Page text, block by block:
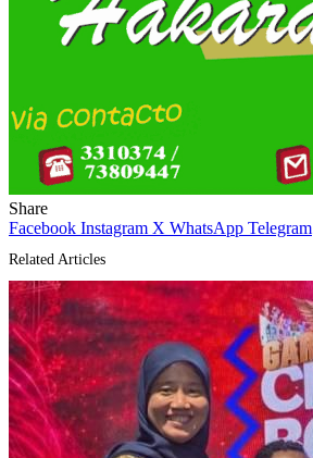
Share
Facebook Instagram X WhatsApp Telegram
Related Articles